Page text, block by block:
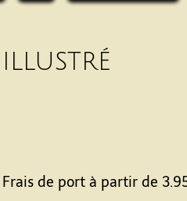
illustré
de port à partir de